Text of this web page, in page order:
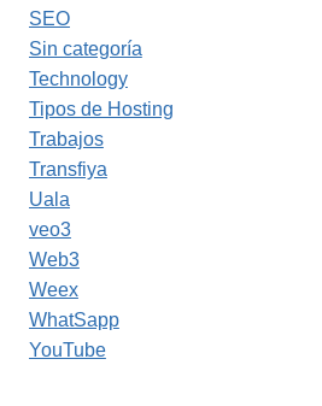
SEO
Sin categoría
Technology
Tipos de Hosting
Trabajos
Transfiya
Uala
veo3
Web3
Weex
WhatSapp
YouTube